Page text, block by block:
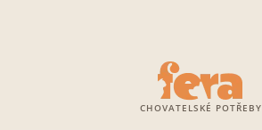
CHOVATELSKÉ POTŘEBY